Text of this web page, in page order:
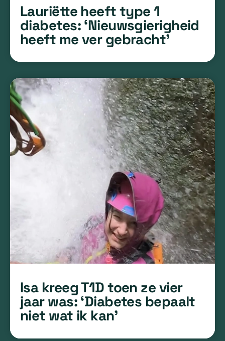
Lauriëtte heeft type 1
diabetes: ‘Nieuwsgierigheid
heeft me ver gebracht’
Isa kreeg T1D toen ze vier
jaar was: ‘Diabetes bepaalt
niet wat ik kan’